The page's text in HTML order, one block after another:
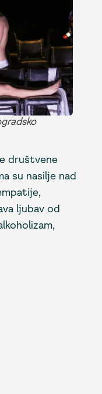
društvene
su nasilje nad
ljubav od